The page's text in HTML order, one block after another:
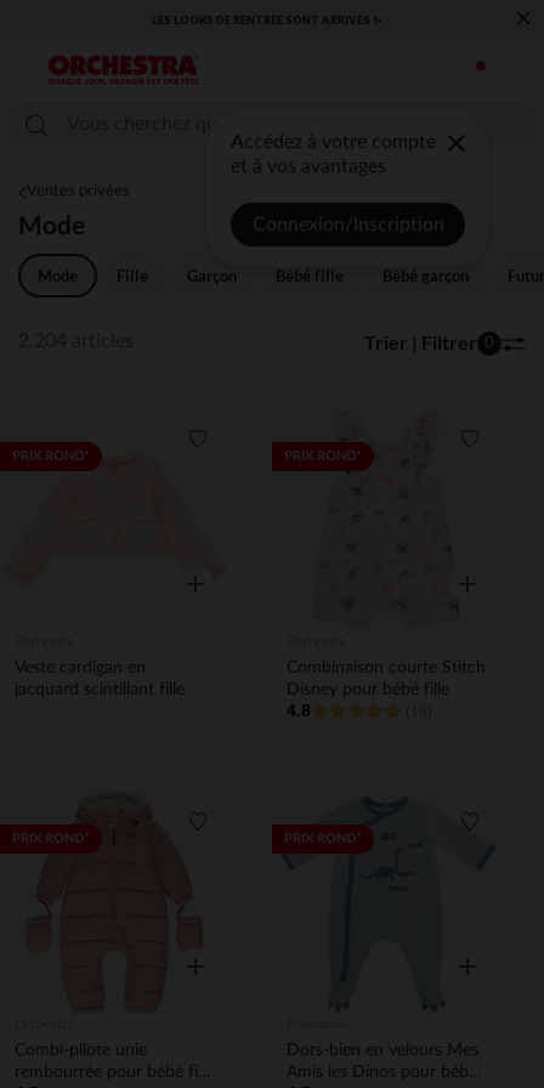
​CAP SUR LA RENTRÉE RETROUVEZ NOS ESSENTIELS ✏️🎒​ ×
Accédez à votre compte
et à vos avantages
Connexion/Inscription
Ventes privées
Mode
Mode Fille Garçon Bébé fille Bébé garçon
Trier | Filtrer 0
PRIX ROND* Liste de souhaits
Aperçu rapide
Veste cardigan en
jacquard scintillant fille
PRIX ROND*
Aperçu
Combinaison courte Stitch
Disney pour bébé fille
4.8
PRIX ROND* Liste de souhaits
Aperçu rapide
Combi-pilote unie
rembourrée pour bébé fille
PRIX ROND*
Aperçu
Dors-bien en velours Mes
Amis les Dinos pour bébé